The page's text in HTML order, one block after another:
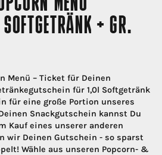
+ GR.
Menü – Ticket für Deinen
für 1,0l Softgetränk
für eine große Portion unseres
Snackgutschein kannst Du
Kauf eines unserer anderen
wir Deinen Gutschein - so sparst
Wähle aus unseren Popcorn- &